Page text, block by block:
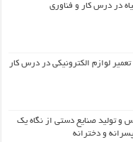
در درس کار و فناوری
لوازم الکترونیکی در درس کار
تولید صنایع دستی از نگاه یک
و دخترانه